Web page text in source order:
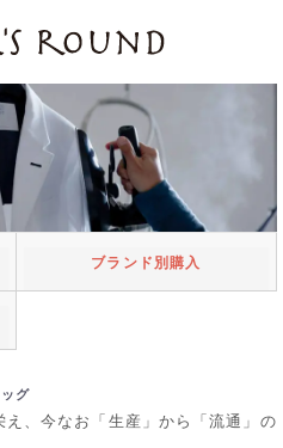
ブランド別購入
グ
、今なお「生産」から「流通」の